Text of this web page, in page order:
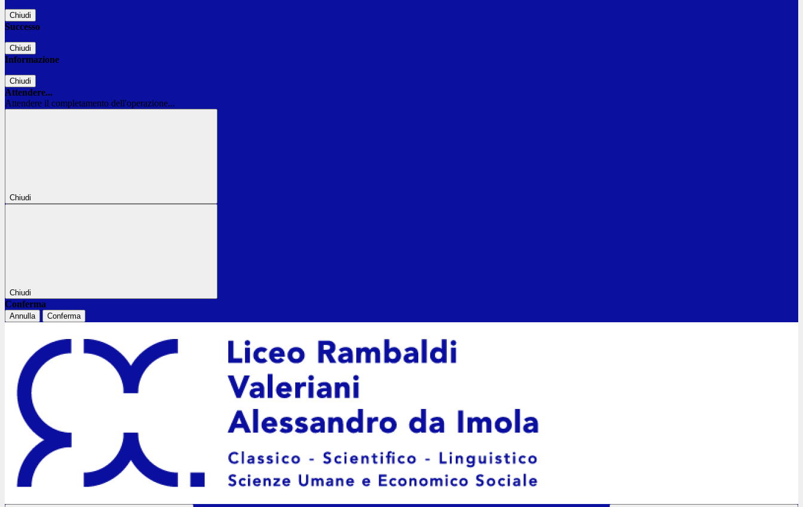
Chiudi
Successo
Chiudi
Informazione
Chiudi
Attendere...
Attendere il completamento dell'operazione...
Chiudi
Chiudi
Conferma
Annulla Conferma